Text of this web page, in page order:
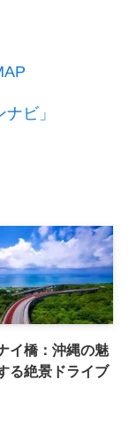
ビ」
イ橋：沖縄の魅
る絶景ドライブ